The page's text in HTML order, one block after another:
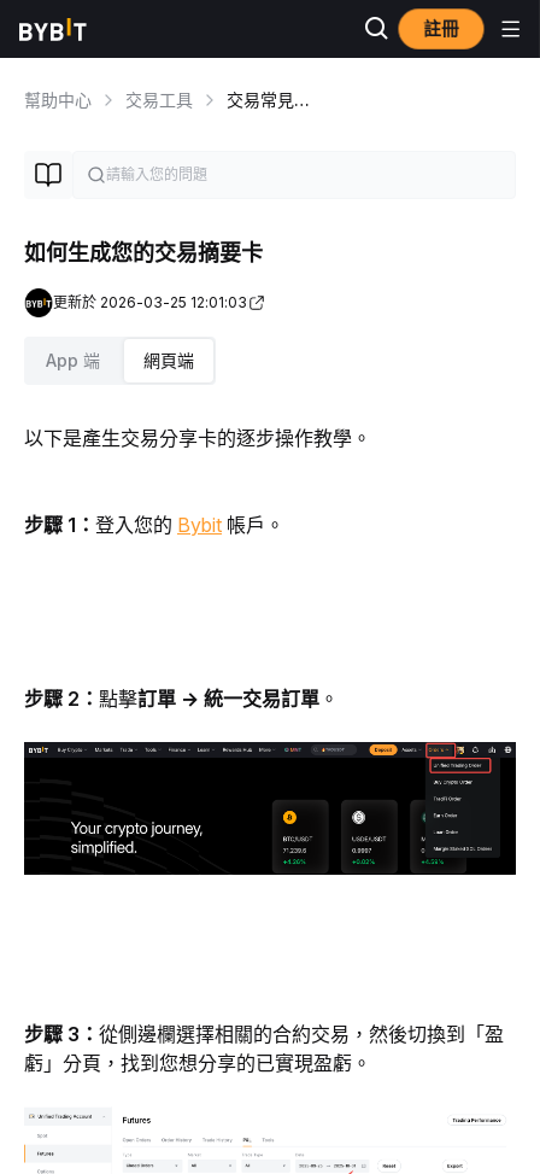
註冊
幫助中心 交易工具 交易常見問題
如何生成您的交易摘要卡
更新於 2026-03-25 12:01:03
App 端 網頁端
以下是產生交易分享卡的逐步操作教學。
步驟 1： 登入您的 Bybit 帳戶。
步驟 2： 點擊訂單 → 統一交易訂單 。
步驟 3： 從側邊欄選擇相關的合約交易，然後切換到「盈
虧」分頁，找到您想分享的已實現盈虧。